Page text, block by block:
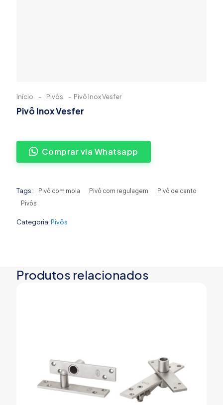
Início - Pivôs - Pivô Inox Vesfer
Pivô Inox Vesfer
Comprar via Whatsapp
Tags: Pivô com mola Pivô com regulagem
Pivô de canto
Pivôs
Categoria:Pivôs
Produtos relacionados